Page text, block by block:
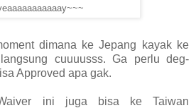
dimana ke Jepang kayak ke
cuuuusss. Ga perlu deg-
Approved apa gak.
ini juga bisa ke Taiwan